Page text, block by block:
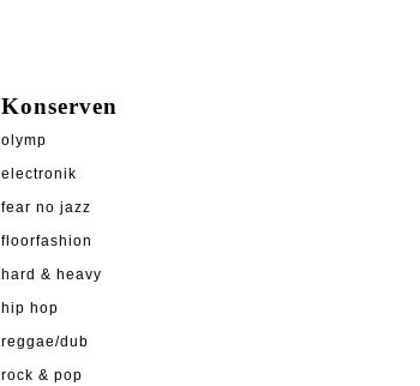
Konserven
olymp
electronik
fear no jazz
floorfashion
hard & heavy
hip hop
reggae/dub
rock & pop